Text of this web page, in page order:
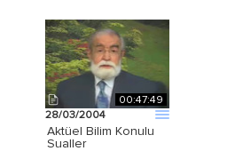
00:47:49
28/03/2004
Aktüel Bilim Konulu
Sualler